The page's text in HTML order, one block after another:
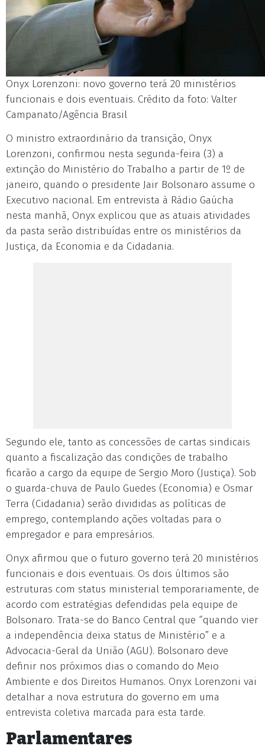
Onyx Lorenzoni: novo governo terá 20 ministérios
funcionais e dois eventuais. Crédito da foto: Valter
Campanato/Agência Brasil
O ministro extraordinário da transição, Onyx
Lorenzoni, confirmou nesta segunda-feira (3) a
extinção do Ministério do Trabalho a partir de 1º de
janeiro, quando o presidente Jair Bolsonaro assume o
Executivo nacional. Em entrevista à Rádio Gaúcha
nesta manhã, Onyx explicou que as atuais atividades
da pasta serão distribuídas entre os ministérios da
Justiça, da Economia e da Cidadania.
Segundo ele, tanto as concessões de cartas sindicais
quanto a fiscalização das condições de trabalho
ficarão a cargo da equipe de Sergio Moro (Justiça). Sob
o guarda-chuva de Paulo Guedes (Economia) e Osmar
Terra (Cidadania) serão divididas as políticas de
emprego, contemplando ações voltadas para o
empregador e para empresários.
Onyx afirmou que o futuro governo terá 20 ministérios
funcionais e dois eventuais. Os dois últimos são
estruturas com status ministerial temporariamente, de
acordo com estratégias defendidas pela equipe de
Bolsonaro. Trata-se do Banco Central que “quando vier
a independência deixa status de Ministério” e a
Advocacia-Geral da União (AGU). Bolsonaro deve
definir nos próximos dias o comando do Meio
Ambiente e dos Direitos Humanos. Onyx Lorenzoni vai
detalhar a nova estrutura do governo em uma
entrevista coletiva marcada para esta tarde.
Parlamentares